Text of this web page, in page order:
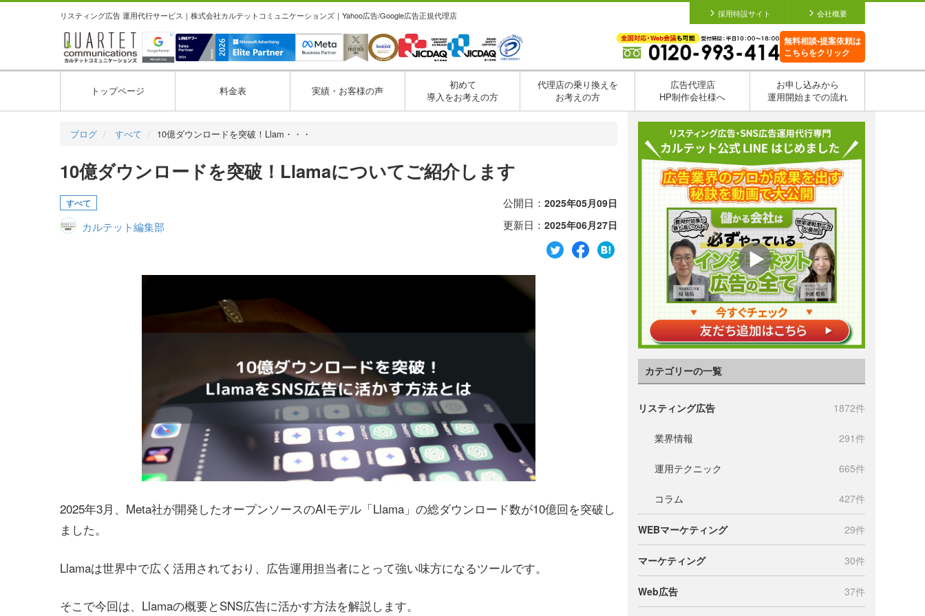
リスティング広告 運用代行サービス｜株式会社カルテットコミュニケーションズ｜Yahoo広告/Google広告正規代理店 採用特設サイト 会社概要
無料相談•提案依頼は
こちらをクリック
トップページ 料金表 実績・お客様の声
初めて
導入をお考えの方
代理店の乗り換えを
お考えの方
広告代理店
HP制作会社様へ
お申し込みから
運用開始までの流れ
ブログ すべて 10億ダウンロードを突破！Llam・・・
10億ダウンロードを突破！Llamaについてご紹介します
すべて
カルテット編集部
公開日： 2025年05月09日
更新日： 2025年06月27日
2025年3月、Meta社が開発したオープンソースのAIモデル「Llama」の総ダウンロード数が10億回を突破し
ました。
Llamaは世界中で広く活用されており、広告運用担当者にとって強い味方になるツールです。
そこで今回は、Llamaの概要とSNS広告に活かす方法を解説します。
カテゴリーの一覧
リスティング広告 1872件
業界情報 291件
運用テクニック 665件
コラム 427件
WEBマーケティング 29件
マーケティング 30件
Web広告 37件